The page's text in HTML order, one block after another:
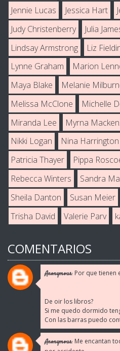
Jennie Lucas
Jessica Hart
Judy Christenberry
Julia
Lindsay Armstrong
Liz
Lynne Graham
Marion
Maya Blake
Melanie
Melissa McClone
Michelle
Miranda Lee
Myrna
Nikki Logan
Nina Harrington
Patricia Thayer
Pippa
Rebecca Winters
Sandra
Sheila Danton
Susan Meier
Trisha David
Valerie Parv
COMENTARIOS
Anonymous: Por que tienen
De oir los libros?
Si me quedo dormido
Con las barras puedo
Anonymous: Me encantan